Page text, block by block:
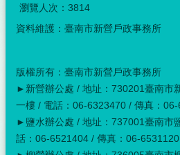
瀏覽人次： 3814
資料維護：臺南市新營戶政事務所
版權所有：臺南市新營戶政事務所
►新營辦公處 / 地址：730201臺南市
一樓 / 電話：06-6323470 / 傳真：
►鹽水辦公處 / 地址：737001臺南市
話：06-6521404 / 傳真：06-6531120